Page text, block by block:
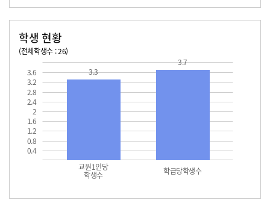
학생 현황
(전체학생수 : 26)
0.4
0.8
1.2
1.6
2
2.4
2.8
3.2
3.6
교원1인당
학생수 학급당학생수
3.3
3.7